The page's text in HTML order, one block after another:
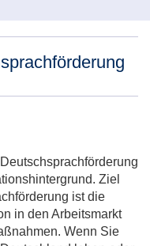
Ziel
ist die
in den Arbeitsmarkt
Wenn Sie